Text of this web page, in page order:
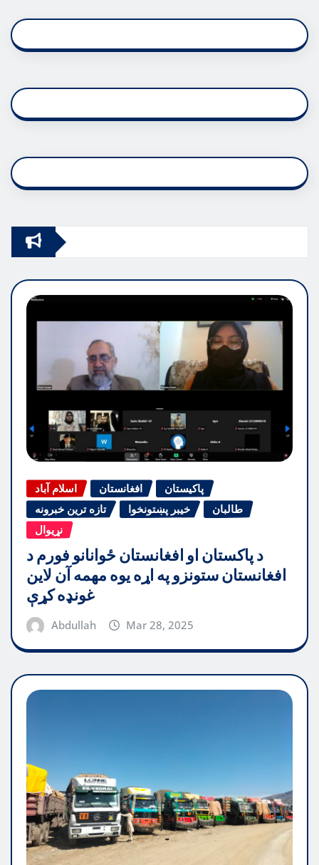
اسلام آباد افغانستان
پاکیستان
تازه ترین خبرونه
خیبر پښتونخوا
طالبان
نړیوال
د پاکستان او افغانستان ځوانانو فورم د
افغانستان ستونزو په اړه یوه مهمه آن لاین
غونډه کړې
Abdullah Mar 28, 2025